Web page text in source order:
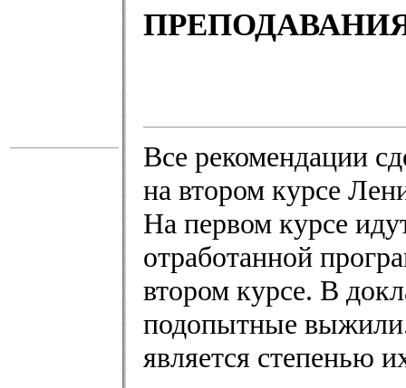
Все рекомендации
на втором курсе
На первом курсе
отработанной
втором курсе. В
подопытные
является степенью